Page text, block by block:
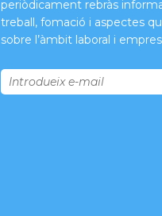
periòdicament rebràs
treball, fomació i aspectes
sobre l’àmbit laboral i